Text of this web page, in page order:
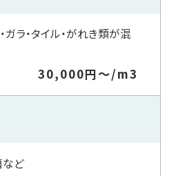
ガラ・タイル・がれき類が混
30,000円～/m3
など